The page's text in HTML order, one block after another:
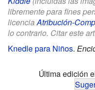
libremente para fines
licenciaAtribución-
lo contrario. Citar este
Knedle para Niños.
Última edición